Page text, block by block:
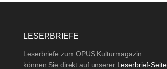
LESERBRIEFE
Leserbriefe zum OPUS Kulturmagazin
können Sie direkt auf unserer Leserbrief-Seite